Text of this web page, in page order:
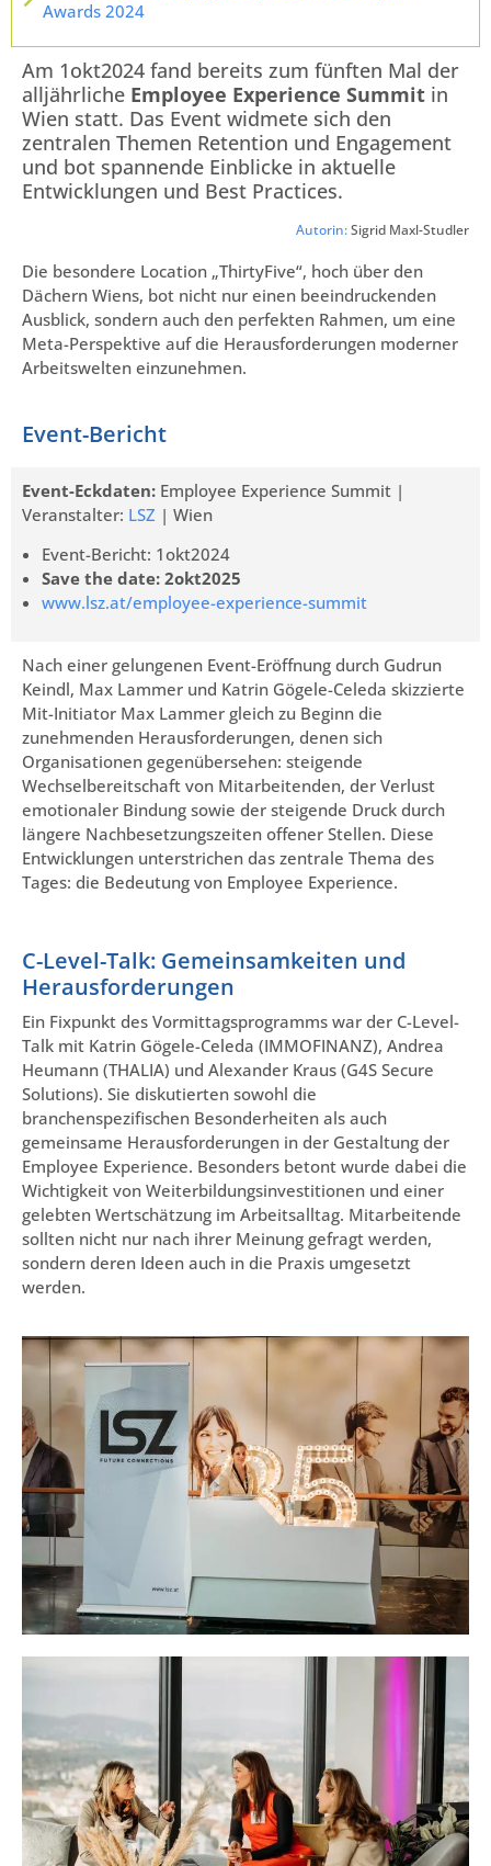
Awards 2024
Am 1okt2024 fand bereits zum fünften Mal der
alljährliche Employee Experience Summit in
Wien statt. Das Event widmete sich den
zentralen Themen Retention und Engagement
und bot spannende Einblicke in aktuelle
Entwicklungen und Best Practices.
Autorin:Sigrid Maxl-Studler
Die besondere Location „ThirtyFive“, hoch über den
Dächern Wiens, bot nicht nur einen beeindruckenden
Ausblick, sondern auch den perfekten Rahmen, um eine
Meta-Perspektive auf die Herausforderungen moderner
Arbeitswelten einzunehmen.
Event-Bericht
Event-Eckdaten: Employee Experience Summit |
Veranstalter: LSZ | Wien
Event-Bericht: 1okt2024
Save the date: 2okt2025
www.lsz.at/employee-experience-summit
Nach einer gelungenen Event-Eröffnung durch Gudrun
Keindl, Max Lammer und Katrin Gögele-Celeda skizzierte
Mit-Initiator Max Lammer gleich zu Beginn die
zunehmenden Herausforderungen, denen sich
Organisationen gegenübersehen: steigende
Wechselbereitschaft von Mitarbeitenden, der Verlust
emotionaler Bindung sowie der steigende Druck durch
längere Nachbesetzungszeiten offener Stellen. Diese
Entwicklungen unterstrichen das zentrale Thema des
Tages: die Bedeutung von Employee Experience.
C-Level-Talk: Gemeinsamkeiten und
Herausforderungen
Ein Fixpunkt des Vormittagsprogramms war der C-Level-
Talk mit Katrin Gögele-Celeda (IMMOFINANZ), Andrea
Heumann (THALIA) und Alexander Kraus (G4S Secure
Solutions). Sie diskutierten sowohl die
branchenspezifischen Besonderheiten als auch
gemeinsame Herausforderungen in der Gestaltung der
Employee Experience. Besonders betont wurde dabei die
Wichtigkeit von Weiterbildungsinvestitionen und einer
gelebten Wertschätzung im Arbeitsalltag. Mitarbeitende
sollten nicht nur nach ihrer Meinung gefragt werden,
sondern deren Ideen auch in die Praxis umgesetzt
werden.